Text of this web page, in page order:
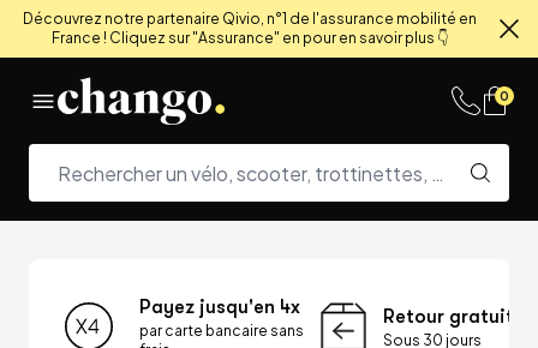
Découvrez notre partenaire Qivio, n°1 de l'assurance mobilité en
France ! Cliquez sur "Assurance" en pour en savoir plus 👇
0
Payez jusqu'en 4x
par carte bancaire sans
Retour gratuit
Sous 30 jours